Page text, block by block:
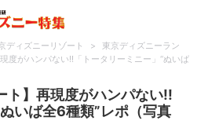
ディズニーリゾート >
東京ディズニーラン
度がハンパない!!「トータリーミニー」“ぬいば
ト】再現度がハンパない!!
いば全6種類”レポ（写真